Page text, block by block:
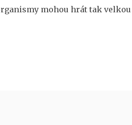
mohou hrát tak velkou